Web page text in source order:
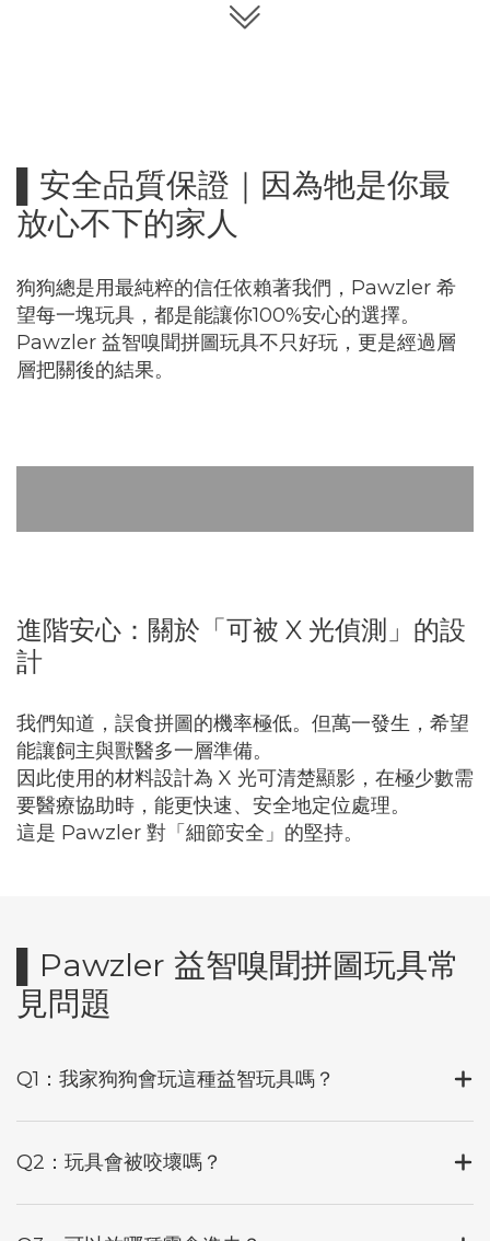
▌安全品質保證｜因為牠是你最
放心不下的家人
狗狗總是用最純粹的信任依賴著我們，Pawzler 希
望每一塊玩具，都是能讓你100%安心的選擇。
Pawzler 益智嗅聞拼圖玩具不只好玩，更是經過層
層把關後的結果。
可放入洗碗機清洗
進階安心：關於「可被 X 光偵測」的設
計
我們知道，誤食拼圖的機率極低。但萬一發生，希望
能讓飼主與獸醫多一層準備。
因此使用的材料設計為 X 光可清楚顯影，在極少數需
要醫療協助時，能更快速、安全地定位處理。
這是 Pawzler 對「細節安全」的堅持。
▌Pawzler 益智嗅聞拼圖玩具常
見問題
Q1：我家狗狗會玩這種益智玩具嗎？
Q2：玩具會被咬壞嗎？